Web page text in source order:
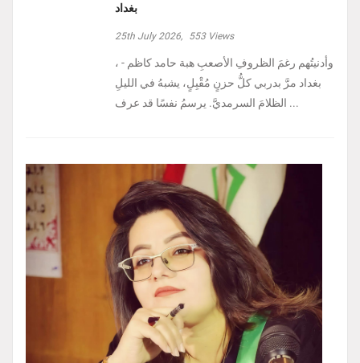
بغداد
25th July 2026, 553Views
، وأدنيتُهم رغمَ الظروفِ الأصعبِ هبة حامد كاظم -
بغداد مرَّ بدربي كلُّ حزنٍ مُقْبِلٍ، يشبهُ في الليلِ
الظلامَ السرمديَّ. يرسمُ نفسًا قد عرف ...